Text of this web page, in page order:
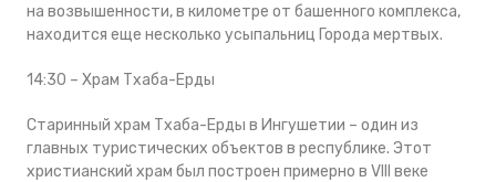
на возвышенности, в километре от башенного комплекса,
находится еще несколько усыпальниц Города мертвых.
14:30 – Храм Тхаба-Ерды
Старинный храм Тхаба-Ерды в Ингушетии – один из
главных туристических объектов в республике. Этот
христианский храм был построен примерно в VIII веке